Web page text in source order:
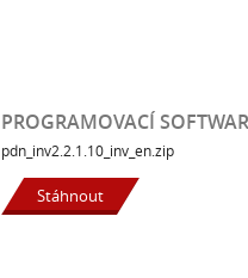
PROGRAMOVACÍ
pdn_inv2.2.1.10_inv_en.zip
Stáhnout